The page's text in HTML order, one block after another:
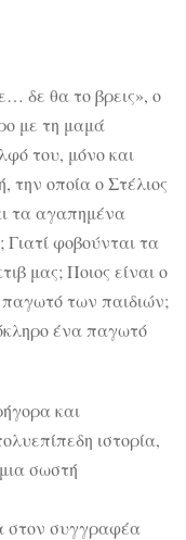
δε θα το βρεις», ο
με τη μαμά
του, μόνο και
την οποία ο Στέλιος
τα αγαπημένα
Γιατί φοβούνται τα
μας; Ποιος είναι ο
παγωτό των παιδιών;
ένα παγωτό
και
ιστορία,
σωστή
στον συγγραφέα